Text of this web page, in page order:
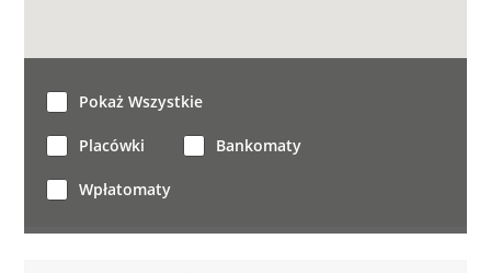
Pokaż Wszystkie
Placówki Bankomaty
Wpłatomaty